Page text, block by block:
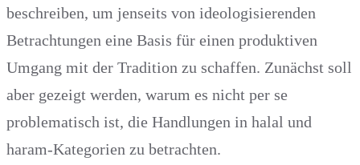
beschreiben, um jenseits von ideologisierenden
Betrachtungen eine Basis für einen produktiven
Umgang mit der Tradition zu schaffen. Zunächst soll
aber gezeigt werden, warum es nicht per se
problematisch ist, die Handlungen in halal und
haram-Kategorien zu betrachten.